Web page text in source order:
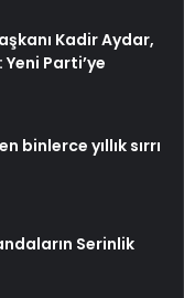
Kadir Aydar,
Parti’ye
binlerce yıllık sırrı
Serinlik